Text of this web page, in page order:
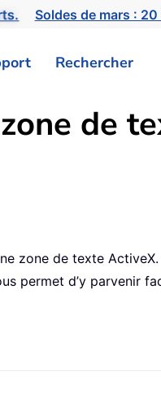
Soldes de mars :
Rechercher
de
zone de texte
permet d’y parvenir